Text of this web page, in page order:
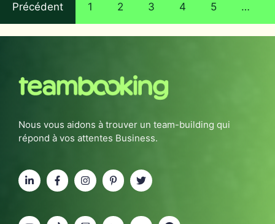
Précédent 1 2 3 4 5 …
Nous vous aidons à trouver un team-building qui
répond à vos attentes Business.